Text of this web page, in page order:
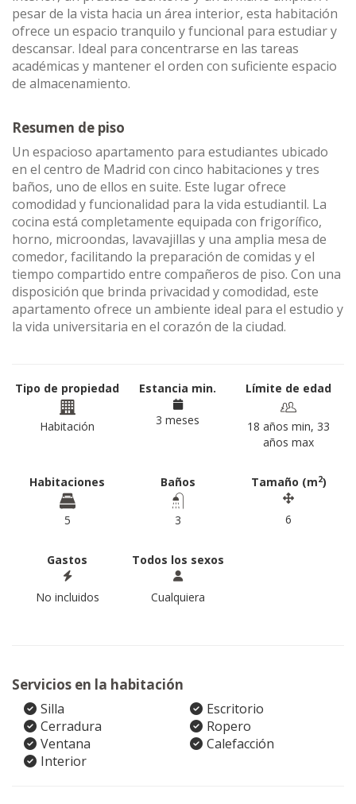
pesar de la vista hacia un área interior, esta habitación
ofrece un espacio tranquilo y funcional para estudiar y
descansar. Ideal para concentrarse en las tareas
académicas y mantener el orden con suficiente espacio
de almacenamiento.
Resumen de piso
Un espacioso apartamento para estudiantes ubicado
en el centro de Madrid con cinco habitaciones y tres
baños, uno de ellos en suite. Este lugar ofrece
comodidad y funcionalidad para la vida estudiantil. La
cocina está completamente equipada con frigorífico,
horno, microondas, lavavajillas y una amplia mesa de
comedor, facilitando la preparación de comidas y el
tiempo compartido entre compañeros de piso. Con una
disposición que brinda privacidad y comodidad, este
apartamento ofrece un ambiente ideal para el estudio y
la vida universitaria en el corazón de la ciudad.
Tipo de propiedad
Habitación
Estancia min.
3 meses
Límite de edad
18 años min, 33
años max
Habitaciones
5
Baños
3
Tamaño (m2)
6
Gastos
No incluidos
Todos los sexos
Cualquiera
Servicios en la habitación
Silla
Escritorio
Cerradura
Ropero
Ventana
Calefacción
Interior